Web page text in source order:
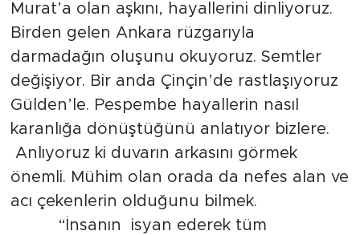
Murat’a olan aşkını, hayallerini dinliyoruz.
Birden gelen Ankara rüzgarıyla
darmadağın oluşunu okuyoruz. Semtler
değişiyor. Bir anda Çinçin’de rastlaşıyoruz
Gülden’le. Pespembe hayallerin nasıl
karanlığa dönüştüğünü anlatıyor bizlere.
Anlıyoruz ki duvarın arkasını görmek
önemli. Mühim olan orada da nefes alan ve
acı çekenlerin olduğunu bilmek.
“İnsanın isyan ederek tüm